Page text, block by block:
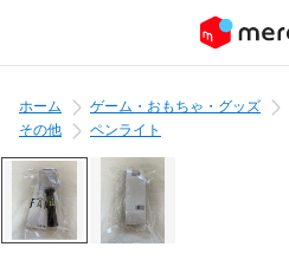
ホーム ゲーム・おもちゃ・グッズ
その他
ペンライト